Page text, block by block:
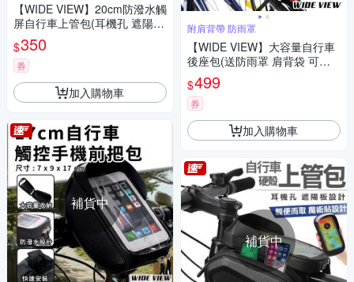
【WIDE VIEW】20cm防潑水觸
屏自行車上管包(耳機孔 遮陽板
魔術貼設計 馬鞍包 車前包 上管
包/AA20)
$350
券
加入購物車
補貨中
附肩背帶 防雨罩
【WIDE VIEW】大容量自行車
後座包(送防雨罩 肩背袋 可擴
展 可肩背 後架包 騎行旅行尾包
防潑水/0027)
$499
券
加入購物車
補貨中